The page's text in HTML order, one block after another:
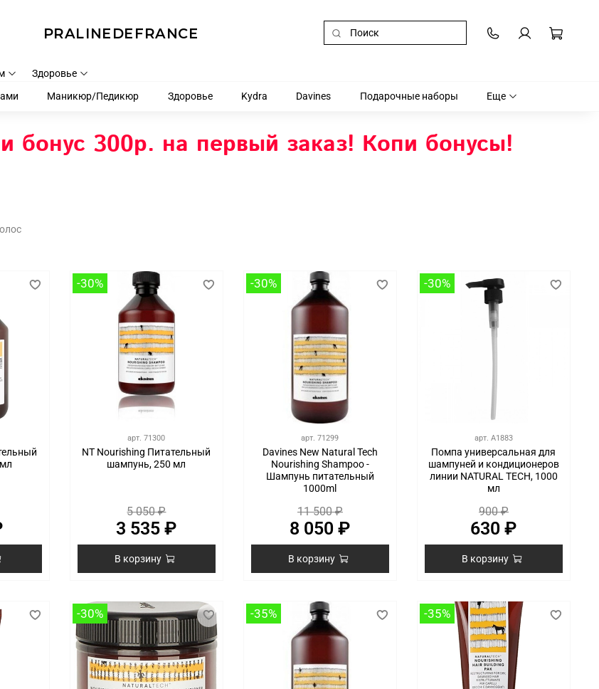
PRALINEDEFRANCE
Здоровье
Маникюр/Педикюр Здоровье Kydra Davines Подарочные наборы Еще
бонус 300р. на первый заказ! Копи бонусы!
-30%
арт.71300
NT Nourishing Питательный
шампунь, 250 мл
5 050 ₽
3 535 ₽
В корзину
-30%
арт.71299
Davines New Natural Tech
Nourishing Shampoo -
Шампунь питательный
1000ml
11 500 ₽
8 050 ₽
В корзину
-30%
арт. A1883
Помпа универсальная для
шампуней и кондиционеров
линии NATURAL TECH, 1000
мл
900 ₽
630 ₽
В корзину
-30% -35% -35%